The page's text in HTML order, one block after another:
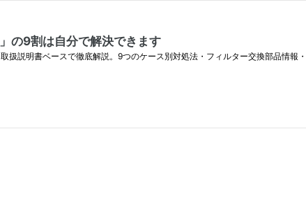
の9割は自分で解決できます
説明書ベースで徹底解説。9つのケース別対処法・フィルター交換部品情報